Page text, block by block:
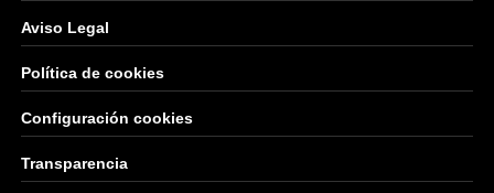
Aviso Legal
Política de cookies
Configuración cookies
Transparencia